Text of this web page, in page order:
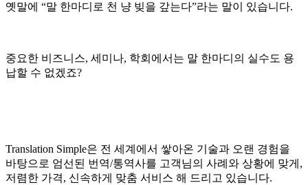
옛말에 “말 한마디로 천 냥 빚을 갚는다”라는 말이 있습니다.
중요한 비즈니스, 세미나, 학회에서는 말 한마디의 실수도 용
납할 수 없겠죠?
Translation Simple은 전 세계에서 쌓아온 기술과 오랜 경험을
바탕으로 엄선된 번역/통역사를 고객님의 사례와 상황에 맞게,
저렴한 가격, 신속하게 맞춤 서비스 해 드리고 있습니다.